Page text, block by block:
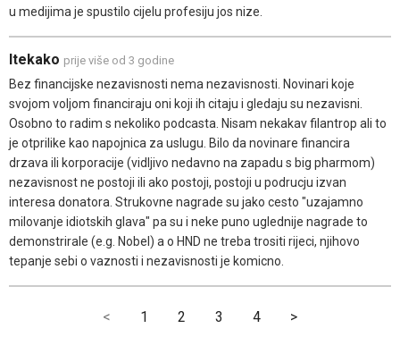
u medijima je spustilo cijelu profesiju jos nize.
Itekako prije više od 3 godine
Bez financijske nezavisnosti nema nezavisnosti. Novinari koje
svojom voljom financiraju oni koji ih citaju i gledaju su nezavisni.
Osobno to radim s nekoliko podcasta. Nisam nekakav filantrop ali to
je otprilike kao napojnica za uslugu. Bilo da novinare financira
drzava ili korporacije (vidljivo nedavno na zapadu s big pharmom)
nezavisnost ne postoji ili ako postoji, postoji u podrucju izvan
interesa donatora. Strukovne nagrade su jako cesto "uzajamno
milovanje idiotskih glava" pa su i neke puno uglednije nagrade to
demonstrirale (e.g. Nobel) a o HND ne treba trositi rijeci, njihovo
tepanje sebi o vaznosti i nezavisnosti je komicno.
< 1 2 3 4 >